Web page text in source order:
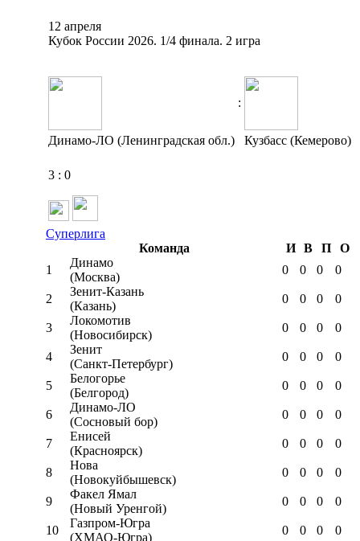
12 апреля
Кубок России 2026. 1/4 финала. 2 игра
:
Динамо-ЛО (Ленинградская обл.) Кузбасс (Кемерово)
3 : 0
Суперлига
Команда
И В П
О
1
Динамо
(Москва)
0 0 0 0
2
Зенит-Казань
(Казань)
0 0 0 0
3
Локомотив
(Новосибирск)
0 0 0 0
4
Зенит
(Санкт-Петербург)
0 0 0 0
5
Белогорье
(Белгород)
0 0 0 0
6
Динамо-ЛО
(Сосновый бор)
0 0 0 0
7
Енисей
(Красноярск)
0 0 0 0
8
Нова
(Новокуйбышевск)
0 0 0 0
9
Факел Ямал
(Новый Уренгой)
0 0 0 0
10
Газпром-Югра
(ХМАО-Югра)
0 0 0 0